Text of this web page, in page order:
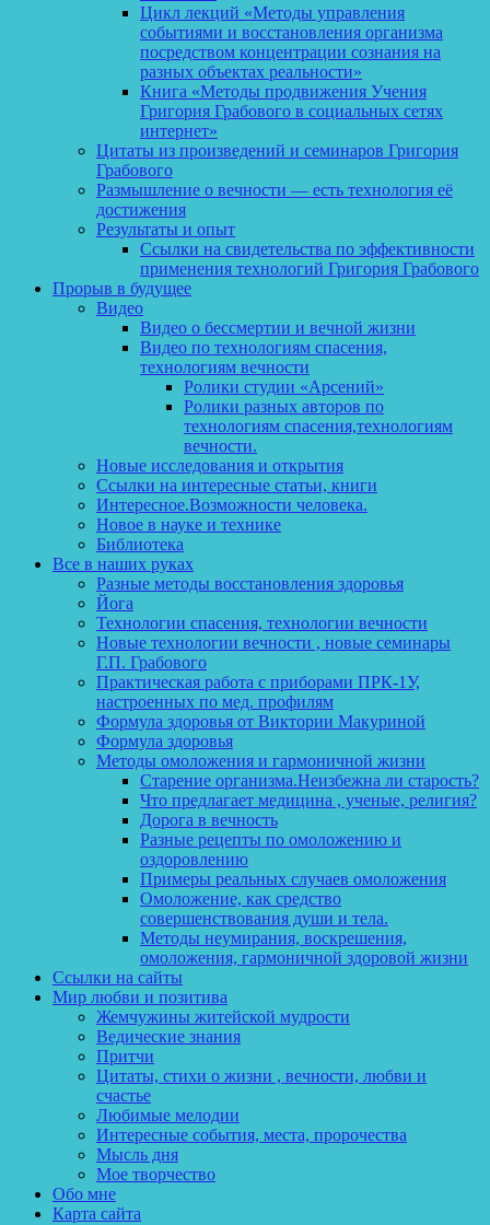
Цикл лекций «Методы управления
событиями и восстановления организма
посредством концентрации сознания на
разных объектах реальности»
Книга «Методы продвижения Учения
Григория Грабового в социальных сетях
интернет»
Цитаты из произведений и семинаров Григория
Грабового
Размышление о вечности — есть технология её
достижения
Результаты и опыт
Ссылки на свидетельства по эффективности
применения технологий Григория Грабового
Прорыв в будущее
Видео
Видео о бессмертии и вечной жизни
Видео по технологиям спасения,
технологиям вечности
Ролики студии «Арсений»
Ролики разных авторов по
технологиям спасения,технологиям
вечности.
Новые исследования и открытия
Ссылки на интересные статьи, книги
Интересное.Возможности человека.
Новое в науке и технике
Библиотека
Все в наших руках
Разные методы восстановления здоровья
Йога
Технологии спасения, технологии вечности
Новые технологии вечности , новые семинары
Г.П. Грабового
Практическая работа с приборами ПРК-1У,
настроенных по мед. профилям
Формула здоровья от Виктории Макуриной
Формула здоровья
Методы омоложения и гармоничной жизни
Старение организма.Неизбежна ли старость?
Что предлагает медицина , ученые, религия?
Дорога в вечность
Разные рецепты по омоложению и
оздоровлению
Примеры реальных случаев омоложения
Омоложение, как средство
совершенствования души и тела.
Методы неумирания, воскрешения,
омоложения, гармоничной здоровой жизни
Ссылки на сайты
Мир любви и позитива
Жемчужины житейской мудрости
Ведические знания
Притчи
Цитаты, стихи о жизни , вечности, любви и
счастье
Любимые мелодии
Интересные события, места, пророчества
Мысль дня
Мое творчество
Обо мне
Карта сайта